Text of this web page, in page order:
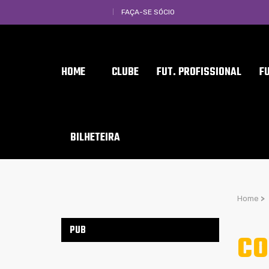
FAÇA-SE SÓCIO
HOME CLUBE FUT. PROFISSIONAL
BILHETEIRA
Home >
PUB